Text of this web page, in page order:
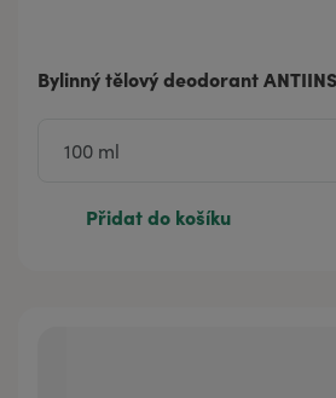
Bylinný tělový deodorant
Přidat do košíku